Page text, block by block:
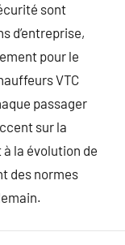
sont
d’entreprise,
pour le
VTC
passager
sur la
la évolution de
des normes